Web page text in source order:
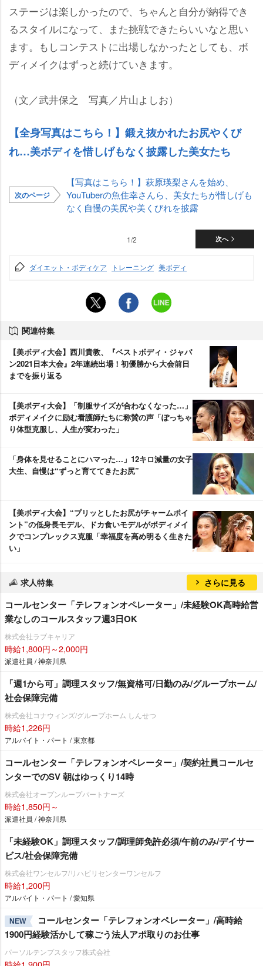
ステージは楽しかったので、ちゃんと自分が納得でき
るスタイルになって、また挑戦できたらいいなと思い
ます。もしコンテストに出場しなかったとしても、ボ
ディメイクはずっと続けていきます。
（文／武井保之 写真／片山よしお）
【全身写真はこちら！】鍛え抜かれたお尻やくび
れ…美ボディを惜しげもなく披露した美女たち
次のページ
【写真はこちら！】萩原瑛梨さんを始め、
YouTuberの魚住幸さんら、美女たちが惜しげも
なく自慢の美尻や美くびれを披露
次へ
1/2
ダイエット・ボディケア トレーニング 美ボディ
関連特集
【美ボディ大会】西川貴教、『ベストボディ・ジャパ
ン2021日本大会』2年連続出場！初優勝から大会前日
までを振り返る
【美ボディ大会】「制服サイズが合わなくなった…」
ボディメイクに励む看護師たちに称賛の声「ぽっちゃ
り体型克服し、人生が変わった」
「身体を見せることにハマった…」12キロ減量の女子
大生、自慢は“ずっと育ててきたお尻”
【美ボディ大会】“プリッとしたお尻がチャームポイ
ント”の低身長モデル、ドカ食いモデルがボディメイ
クでコンプレックス克服「幸福度を高め明るく生きた
い」
求人特集 さらに見る
コールセンター「テレフォンオペレーター」/未経験OK高時給営
業なしのコールスタッフ週3日OK
株式会社ラブキャリア
時給1,800円～2,000円
派遣社員 / 神奈川県
「週1から可」調理スタッフ/無資格可/日勤のみ/グループホーム/
社会保障完備
株式会社コナウィンズ/グループホーム しんせつ
時給1,226円
アルバイト・パート / 東京都
コールセンター「テレフォンオペレーター」/契約社員コールセ
ンターでのSV 朝はゆっくり14時
株式会社オープンループパートナーズ
時給1,850円～
派遣社員 / 神奈川県
「未経験OK」調理スタッフ/調理師免許必須/午前のみ/デイサー
ビス/社会保障完備
株式会社ワンセルフ/リハビリセンターワンセルフ
時給1,200円
アルバイト・パート / 愛知県
NEW
コールセンター「テレフォンオペレーター」/高時給
1900円経験活かして稼ごう法人アポ取りのお仕事
パーソルテンプスタッフ株式会社